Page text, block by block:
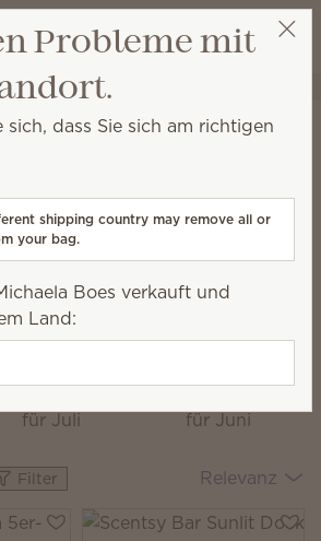
Wunschliste
Warenkorb
Michaela Boes
Das Monatsspecial
exklusive Stücke.
Ein
Italienischer
Sommer
Monatsspecial
für Juli
Blooming
Santal
Monatsspecial
für Juni
Filter Relevanz
Probleme mit
sich, dass Sie sich am richtigen
shipping country may remove all or
your bag.
Boes verkauft und
Land: